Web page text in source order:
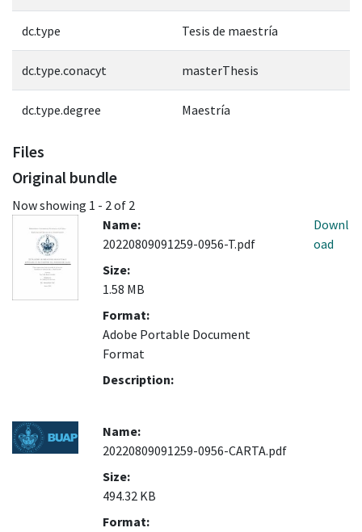
dc.type Tesis de maestría
dc.type.conacyt masterThesis
dc.type.degree Maestría
Files
Original bundle
Now showing 1 - 2 of 2
Name:
20220809091259-0956-T.pdf
Size:
1.58 MB
Format:
Adobe Portable Document
Format
Description:
Downl
oad
Name:
20220809091259-0956-CARTA.pdf
Size:
494.32 KB
Format: